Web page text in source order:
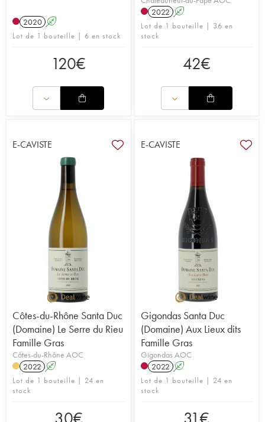
2020 A
Lot de 1 bouteille | 6 en stock
120€
2022 A
Lot de 1 bouteille | 36 en
stock
42€
E-CAVISTE
Côtes-du-Rhône Santa Duc
(Domaine) Le Serre du Rieu
Famille Gras
Côtes-du-Rhône AOC
2022 A
Lot de 1 bouteille | 24 en
stock
E-CAVISTE
Gigondas Santa Duc
(Domaine) Aux Lieux dits
Famille Gras
Gigondas AOC
2022 A
Lot de 1 bouteille | 24 en
stock